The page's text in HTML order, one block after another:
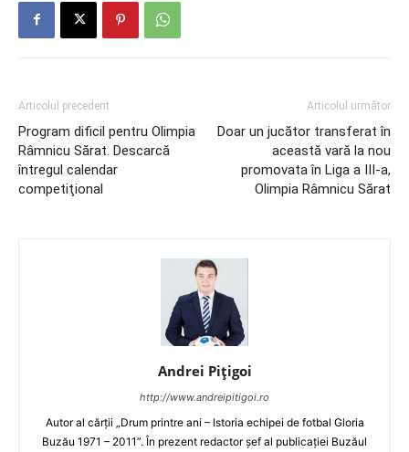
Articolul precedent
Program dificil pentru Olimpia
Râmnicu Sărat. Descarcă
întregul calendar
competiţional
Articolul următor
Doar un jucător transferat în
această vară la nou
promovata în Liga a III-a,
Olimpia Râmnicu Sărat
Andrei Pițigoi
http://www.andreipitigoi.ro
Autor al cărţii „Drum printre ani – Istoria echipei de fotbal Gloria
Buzău 1971 – 2011”. În prezent redactor şef al publicaţiei Buzăul